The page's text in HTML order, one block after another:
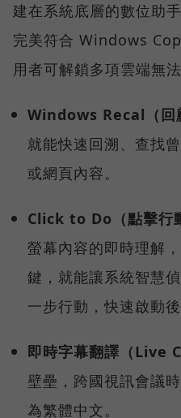
建在系統底層的數位助
完美符合 Windows
用者可解鎖多項雲端無
Windows Recal（回
就能快速回溯、查找
或網頁內容。
Click to Do（點擊行
螢幕內容的即時理解
鍵，就能讓系統智慧
一步行動，快速啟動後
即時字幕翻譯（Live
壁壘，跨國視訊會議
為繁體中文。